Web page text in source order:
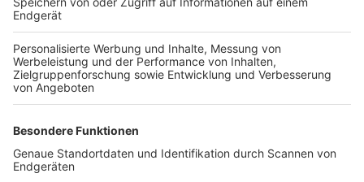
TOP-VEREINE
TOP-PARTNER